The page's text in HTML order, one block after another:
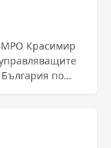
Красимир
по